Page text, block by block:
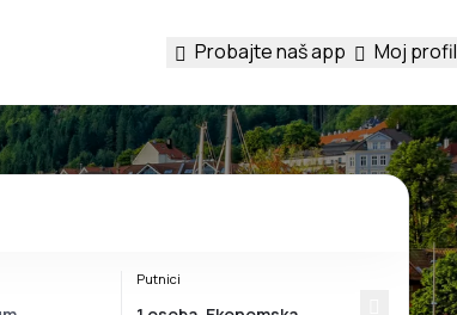
Probajte naš app Moj profil
Putnici